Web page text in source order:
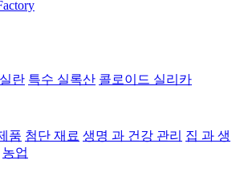
란 특수 실록산 콜로이드 실리카
품 첨단 재료 생명 과 건강 관리 집 과 생
농업